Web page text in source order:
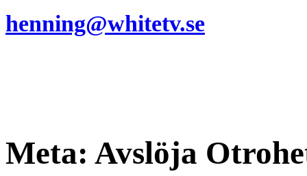
henning@whitetv.se
Meta: Avslöja